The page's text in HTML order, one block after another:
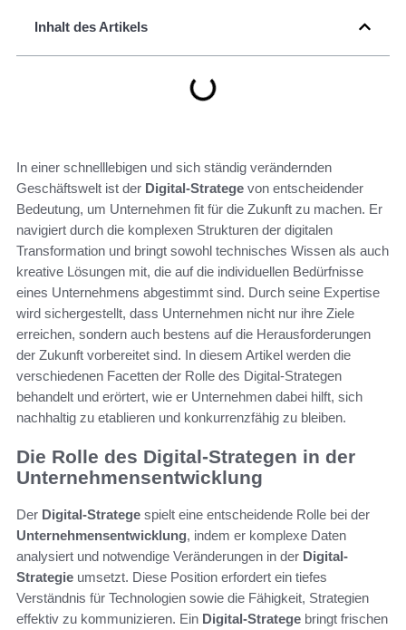
Inhalt des Artikels
In einer schnelllebigen und sich ständig verändernden
Geschäftswelt ist der Digital-Stratege von entscheidender
Bedeutung, um Unternehmen fit für die Zukunft zu machen. Er
navigiert durch die komplexen Strukturen der digitalen
Transformation und bringt sowohl technisches Wissen als auch
kreative Lösungen mit, die auf die individuellen Bedürfnisse
eines Unternehmens abgestimmt sind. Durch seine Expertise
wird sichergestellt, dass Unternehmen nicht nur ihre Ziele
erreichen, sondern auch bestens auf die Herausforderungen
der Zukunft vorbereitet sind. In diesem Artikel werden die
verschiedenen Facetten der Rolle des Digital-Strategen
behandelt und erörtert, wie er Unternehmen dabei hilft, sich
nachhaltig zu etablieren und konkurrenzfähig zu bleiben.
Die Rolle des Digital-Strategen in der
Unternehmensentwicklung
Der Digital-Stratege spielt eine entscheidende Rolle bei der
Unternehmensentwicklung, indem er komplexe Daten
analysiert und notwendige Veränderungen in der Digital-
Strategie umsetzt. Diese Position erfordert ein tiefes
Verständnis für Technologien sowie die Fähigkeit, Strategien
effektiv zu kommunizieren. Ein Digital-Stratege bringt frischen